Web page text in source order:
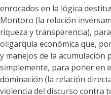
enrocados en la lógica
Montoro (la relación
riqueza y transparencia),
oligarquía económica que,
y manejos de la acumulación
simplemente, para poner en
dominación (la relación
violencia del discurso contra